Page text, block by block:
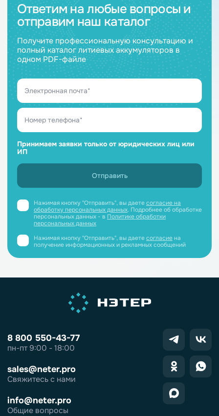
Ответим на любые вопросы и
отправим наш каталог
Получите профессиональную консультацию и
полный каталог литиевых аккумуляторов в
одном PDF-файле
Принимаем заявки только от юридических лиц или
ИП
Нажимая кнопку "Отправить", вы даетесогласие на
обработку персональных данных. Подробнее об обработке
персональных данных - в Политике обработки
персональных данных
Нажимая кнопку "Отправить", вы даетесогласиена
получение информационных и рекламных сообщений
8 800 550-43-77
пн-пт 9:00 - 18:00
sales@neter.pro
Свяжитесь с нами
info@neter.pro
Общие вопросы